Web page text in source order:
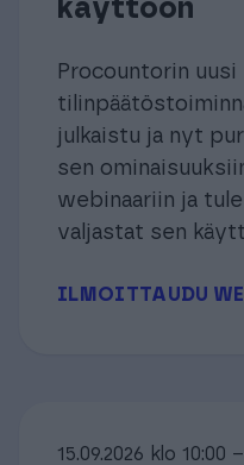
käyttöön
Procountorin uusi
julkaistu ja nyt
sen
webinaariin ja
valjastat sen
ILMOITTAUDU
15.09.2026 klo 10:00